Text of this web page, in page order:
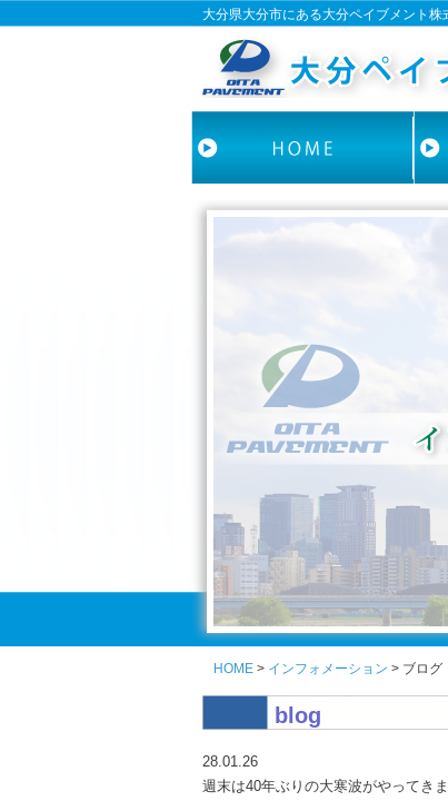
大分県大分市にある大分ペイブメント
HOME > インフォメーション > ブログ
blog
28.01.26
週末は40年ぶりの大寒波がやってき